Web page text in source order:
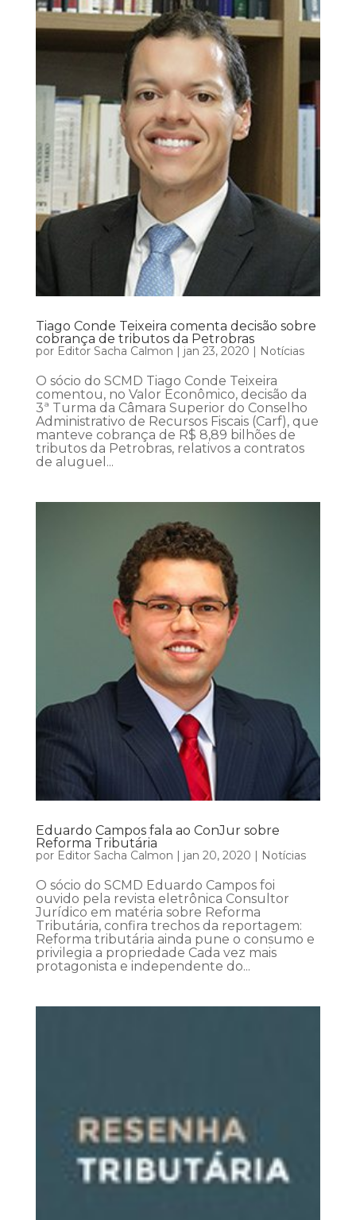
Tiago Conde Teixeira comenta decisão sobre
cobrança de tributos da Petrobras
por Editor Sacha Calmon | jan 23, 2020 | Notícias
O sócio do SCMD Tiago Conde Teixeira
comentou, no Valor Econômico, decisão da
3ª Turma da Câmara Superior do Conselho
Administrativo de Recursos Fiscais (Carf), que
manteve cobrança de R$ 8,89 bilhões de
tributos da Petrobras, relativos a contratos
de aluguel...
Eduardo Campos fala ao ConJur sobre
Reforma Tributária
por Editor Sacha Calmon | jan 20, 2020 | Notícias
O sócio do SCMD Eduardo Campos foi
ouvido pela revista eletrônica Consultor
Jurídico em matéria sobre Reforma
Tributária, confira trechos da reportagem:
Reforma tributária ainda pune o consumo e
privilegia a propriedade Cada vez mais
protagonista e independente do...